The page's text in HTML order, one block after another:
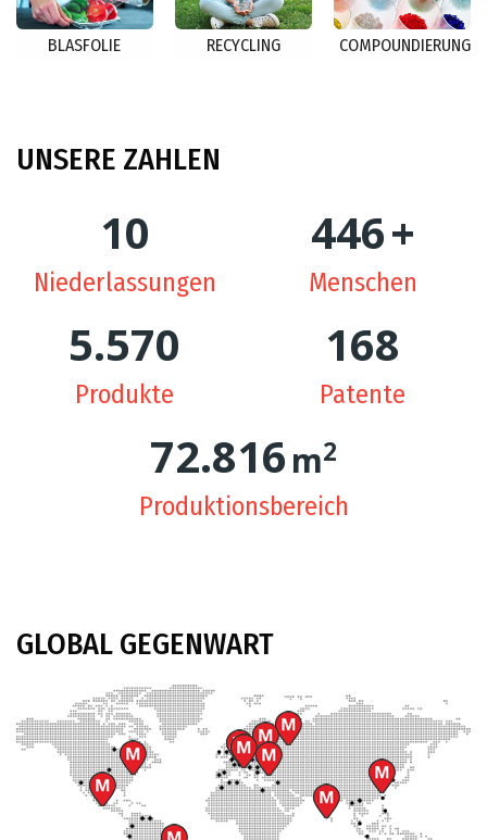
BLASFOLIE RECYCLING COMPOUNDIERUNG
UNSERE ZAHLEN
10
Niederlassungen
449+
Menschen
5.624
Produkte
170
Patente
74.244m2
Produktionsbereich
GLOBAL GEGENWART